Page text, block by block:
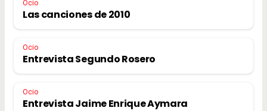
Ocio
Las canciones de 2010
Ocio
Entrevista Segundo Rosero
Ocio
Entrevista Jaime Enrique Aymara